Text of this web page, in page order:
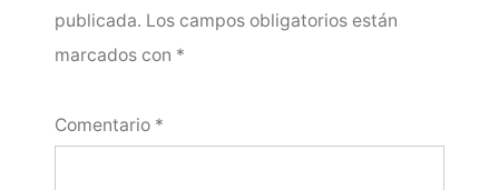
publicada. Los campos obligatorios están
marcados con *
Comentario *